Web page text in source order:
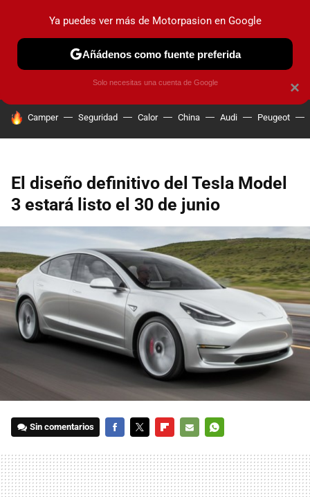
PRUEBAS COCHES ELÉCTRICOS OBSERVATORIO
HOY SE HABLA DE
Camper Seguridad Calor China Audi Peugeot
El diseño definitivo del Tesla Model
3 estará listo el 30 de junio
Sin comentarios
MAIL
×
Ya puedes ver más de Motorpasion en Google
Añádenos como fuente preferida
Solo necesitas una cuenta de Google